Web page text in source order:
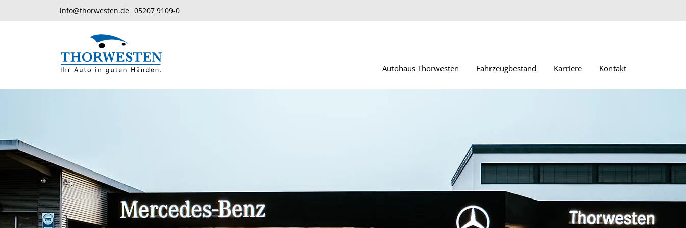
info@thorwesten.de 05207 9109-0
Autohaus Thorwesten Fahrzeugbestand Karriere Kontakt